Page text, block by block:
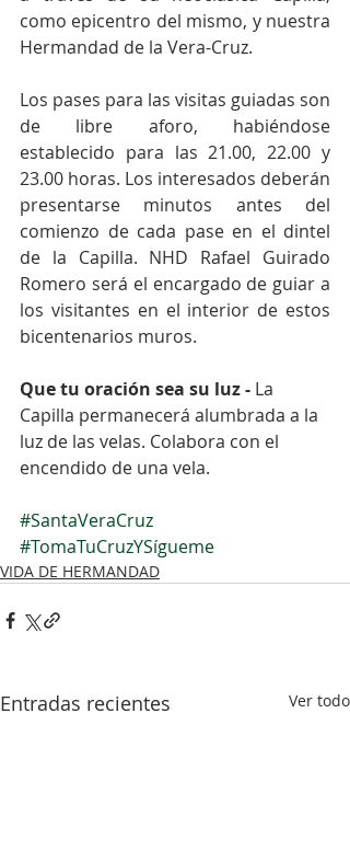
como epicentro del mismo, y nuestra
Hermandad de la Vera-Cruz.
Los pases para las visitas guiadas son
de libre aforo, habiéndose
establecido para las 21.00, 22.00 y
23.00 horas. Los interesados deberán
presentarse minutos antes del
comienzo de cada pase en el dintel
de la Capilla. NHD Rafael Guirado
Romero será el encargado de guiar a
los visitantes en el interior de estos
bicentenarios muros.
Que tu oración sea su luz - La
Capilla permanecerá alumbrada a la
luz de las velas. Colabora con el
encendido de una vela.
#SantaVeraCruz
#TomaTuCruzYSígueme
VIDA DE HERMANDAD
Entradas recientes Ver todo